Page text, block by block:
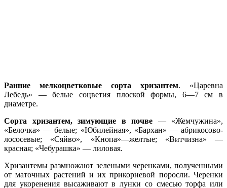
Ранние мелкоцветковые сорта хризантем. «Царевна
Лебедь» — белые соцветия плоской формы, 6—7 см в
диаметре.
Сорта хризантем, зимующие в почве — «Жемчужина»,
«Белочка» — белые; «Юбилейная», «Бархан» — абрикосово-
лососевые; «Сяйво», «Кнопа»—желтые; «Витчизна» —
красная; «Чебурашка» — лиловая.
Хризантемы размножают зелеными черенками, полученными
от маточных растений и их прикорневой поросли. Черенки
для укоренения высаживают в лунки со смесью торфа или